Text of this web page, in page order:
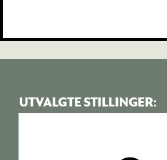
UTVALGTE STILLINGER: